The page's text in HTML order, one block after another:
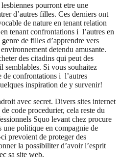
pourront etre une
d’autres filles. Ces derniers ont
de nature en tenant relation
tenant confrontations i l’autres en
de filles d’apprendre vers
detendu amusante.
des citadins qui peut des
semblables. Si vous souhaitez
de confrontations i l’autres
inspiration de y survenir!
avec secret. Divers sites internet
code procedurier, cela reste du
Squo levant chez procure
une politique en compagnie de
prevoient de proteger des
la possibiliter d’avoir l’esprit
sa site web.